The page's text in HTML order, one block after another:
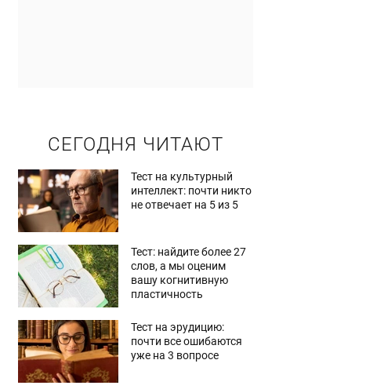
СЕГОДНЯ ЧИТАЮТ
Тест на культурный
интеллект: почти никто
не отвечает на 5 из 5
Тест: найдите более 27
слов, а мы оценим
вашу когнитивную
пластичность
Тест на эрудицию:
почти все ошибаются
уже на 3 вопросе